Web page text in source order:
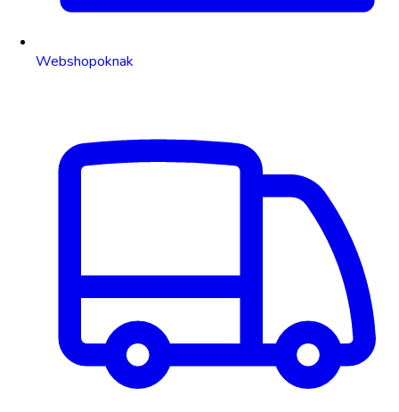
Webshopoknak